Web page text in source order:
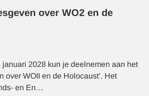
over WO2 en de
januari 2028 kun je deelnemen aan het
over WOII en de Holocaust’. Het
en En…